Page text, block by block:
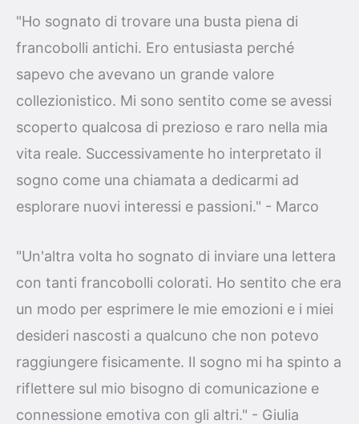
"Ho sognato di trovare una busta piena di
francobolli antichi. Ero entusiasta perché
sapevo che avevano un grande valore
collezionistico. Mi sono sentito come se avessi
scoperto qualcosa di prezioso e raro nella mia
vita reale. Successivamente ho interpretato il
sogno come una chiamata a dedicarmi ad
esplorare nuovi interessi e passioni." - Marco
"Un'altra volta ho sognato di inviare una lettera
con tanti francobolli colorati. Ho sentito che era
un modo per esprimere le mie emozioni e i miei
desideri nascosti a qualcuno che non potevo
raggiungere fisicamente. Il sogno mi ha spinto a
riflettere sul mio bisogno di comunicazione e
connessione emotiva con gli altri." - Giulia